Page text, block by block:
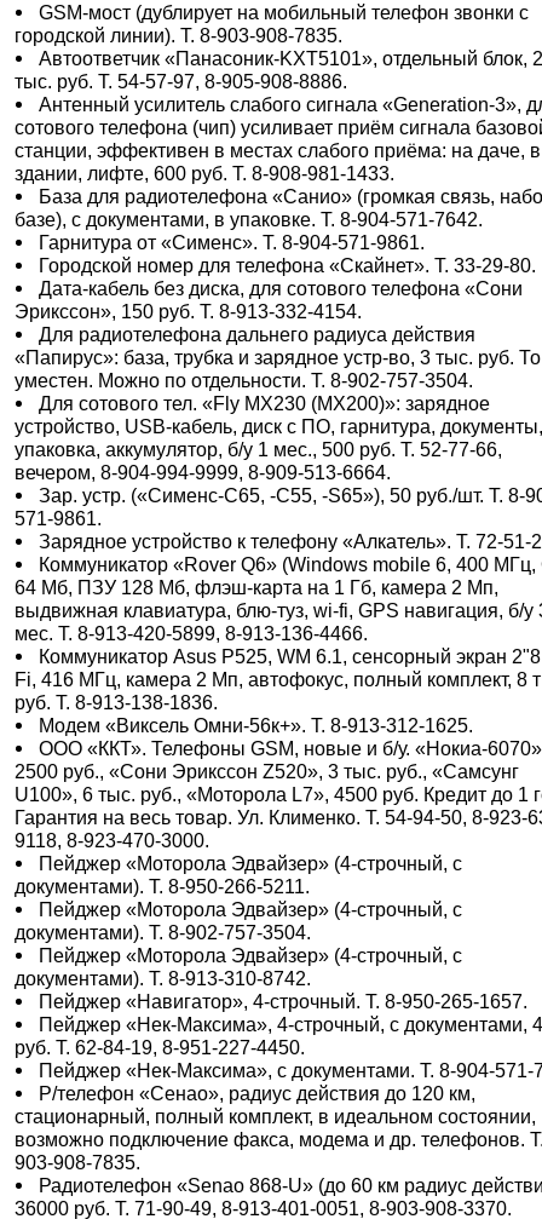
GSM-мост (дублирует на мобильный телефон звонки с
городской линии). Т. 8-903-908-7835.
Автоответчик «Панасоник-KXT5101», отдельный блок,
тыс. руб. Т. 54-57-97, 8-905-908-8886.
Антенный усилитель слабого сигнала «Generation-3»,
сотового телефона (чип) усиливает приём сигнала
станции, эффективен в местах слабого приёма: на даче, в
здании, лифте, 600 руб. Т. 8-908-981-1433.
База для радиотелефона «Санио» (громкая связь,
базе), с документами, в упаковке. Т. 8-904-571-7642.
Гарнитура от «Сименс». Т. 8-904-571-9861.
Городской номер для телефона «Скайнет». Т. 33-29-80.
Дата-кабель без диска, для сотового телефона «Сони
Эрикссон», 150 руб. Т. 8-913-332-4154.
Для радиотелефона дальнего радиуса действия
«Папирус»: база, трубка и зарядное устр-во, 3 тыс. руб.
уместен. Можно по отдельности. Т. 8-902-757-3504.
Для сотового тел. «Fly MX230 (MX200)»: зарядное
устройство, USB-кабель, диск с ПО, гарнитура,
упаковка, аккумулятор, б/у 1 мес., 500 руб. Т. 52-77-66,
вечером, 8-904-994-9999, 8-909-513-6664.
Зар. устр. («Сименс-С65, -С55, -S65»), 50 руб./шт. Т. 8-
571-9861.
Зарядное устройство к телефону «Алкатель». Т. 72-51-
Коммуникатор «Rover Q6» (Windows mobile 6, 400
64 Мб, ПЗУ 128 Мб, флэш-карта на 1 Гб, камера 2 Мп,
выдвижная клавиатура, блю-туз, wi-fi, GPS навигация, б/у
мес. Т. 8-913-420-5899, 8-913-136-4466.
Коммуникатор Asus Р525, WM 6.1, сенсорный экран
Fi, 416 МГц, камера 2 Мп, автофокус, полный комплект, 8
руб. Т. 8-913-138-1836.
Модем «Виксель Омни-56к+». Т. 8-913-312-1625.
ООО «ККТ». Телефоны GSM, новые и б/у. «Нокиа-
2500 руб., «Сони Эрикссон Z520», 3 тыс. руб., «Самсунг
U100», 6 тыс. руб., «Моторола L7», 4500 руб. Кредит до 1
Гарантия на весь товар. Ул. Клименко. Т. 54-94-50, 8-923-
9118, 8-923-470-3000.
Пейджер «Моторола Эдвайзер» (4-строчный, с
документами). Т. 8-950-266-5211.
Пейджер «Моторола Эдвайзер» (4-строчный, с
документами). Т. 8-902-757-3504.
Пейджер «Моторола Эдвайзер» (4-строчный, с
документами). Т. 8-913-310-8742.
Пейджер «Навигатор», 4-строчный. Т. 8-950-265-1657.
Пейджер «Нек-Максима», 4-строчный, с документами,
руб. Т. 62-84-19, 8-951-227-4450.
Пейджер «Нек-Максима», с документами. Т. 8-904-571-
Р/телефон «Сенао», радиус действия до 120 км,
стационарный, полный комплект, в идеальном состоянии,
возможно подключение факса, модема и др. телефонов.
903-908-7835.
Радиотелефон «Senao 868-U» (до 60 км радиус
36000 руб. Т. 71-90-49, 8-913-401-0051, 8-903-908-3370.